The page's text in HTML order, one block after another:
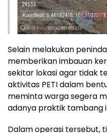
Selain melakukan
memberikan imbauan
sekitar lokasi agar tidak
aktivitas PETI dalam
meminta warga segera
adanya praktik tambang
Dalam operasi tersebut,